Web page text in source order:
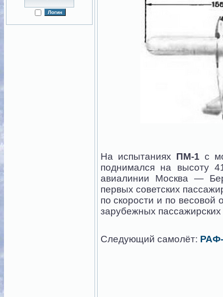
На испытаниях ПМ-1 с
поднимался на высоту
авиалинии Москва —
первых советских
по скорости и по весовой
зарубежных
Следующий самолёт: